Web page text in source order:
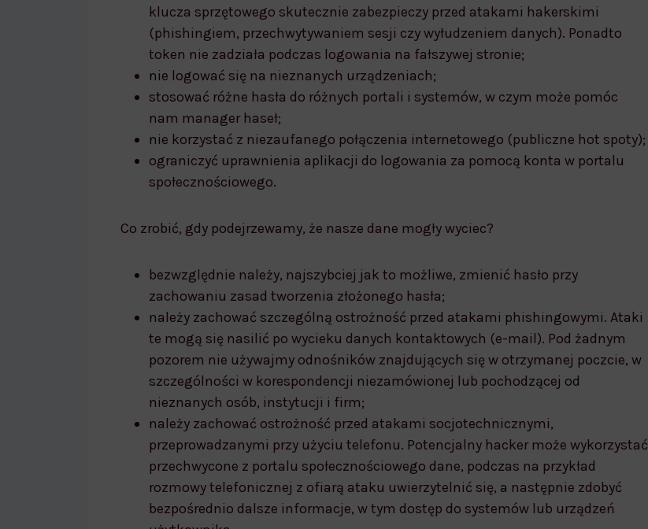
klucza sprzętowego skutecznie zabezpieczy przed atakami hakerskimi
(phishingiem, przechwytywaniem sesji czy wyłudzeniem danych). Ponadto
token nie zadziała podczas logowania na fałszywej stronie;
nie logować się na nieznanych urządzeniach;
stosować różne hasła do różnych portali i systemów, w czym może pomóc
nam manager haseł;
nie korzystać z niezaufanego połączenia internetowego (publiczne hot spoty);
ograniczyć uprawnienia aplikacji do logowania za pomocą konta w portalu
społecznościowego.
Co zrobić, gdy podejrzewamy, że nasze dane mogły wyciec?
bezwzględnie należy, najszybciej jak to możliwe, zmienić hasło przy
zachowaniu zasad tworzenia złożonego hasła;
należy zachować szczególną ostrożność przed atakami phishingowymi. Ataki
te mogą się nasilić po wycieku danych kontaktowych (e-mail). Pod żadnym
pozorem nie używajmy odnośników znajdujących się w otrzymanej poczcie, w
szczególności w korespondencji niezamówionej lub pochodzącej od
nieznanych osób, instytucji i firm;
należy zachować ostrożność przed atakami socjotechnicznymi,
przeprowadzanymi przy użyciu telefonu. Potencjalny hacker może wykorzystać
przechwycone z portalu społecznościowego dane, podczas na przykład
rozmowy telefonicznej z ofiarą ataku uwierzytelnić się, a następnie zdobyć
bezpośrednio dalsze informacje, w tym dostęp do systemów lub urządzeń